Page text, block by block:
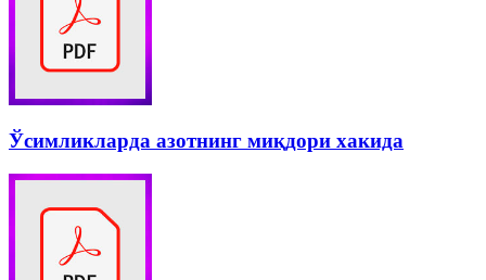
Ўсимликларда азотнинг миқдори хакида